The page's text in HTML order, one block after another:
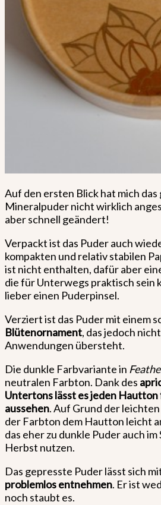
Auf den ersten Blick hat mich
Mineralpuder nicht wirklich
aber schnell geändert!
Verpackt ist das Puder auch
kompakten und relativ stabilen
ist nicht enthalten, dafür aber
die für Unterwegs praktisch sein
lieber einen Puderpinsel.
Verziert ist das Puder mit einem
Blütenornament, das jedoch
Anwendungen übersteht.
Die dunkle Farbvariante in
neutralen Farbton. Dank des
Untertons lässt es jeden
aussehen. Auf Grund der
der Farbton dem Hautton leicht
das eher zu dunkle Puder auch
Herbst nutzen.
Das gepresste Puder lässt sich
problemlos entnehmen. Er ist
noch staubt es.